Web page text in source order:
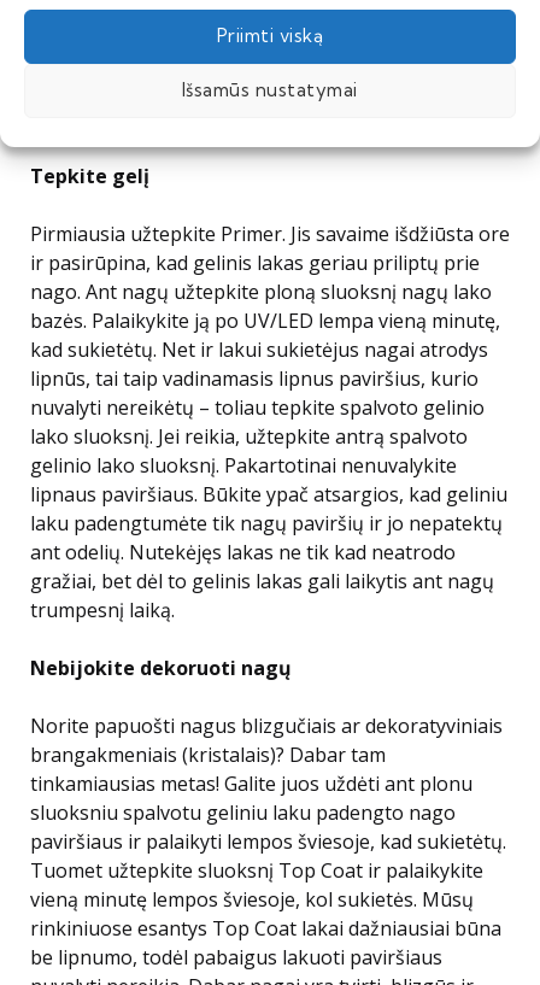
Priimti viską
Išsamūs nustatymai
Galite padengti nagus Nail Prep, kurio nėra
rinkinyje, tačiau jis puikiai nuriebalina nagą ir
Tepkite gelį
Pirmiausia užtepkite Primer. Jis savaime išdžiūsta ore
ir pasirūpina, kad gelinis lakas geriau priliptų prie
nago. Ant nagų užtepkite ploną sluoksnį nagų lako
bazės. Palaikykite ją po UV/LED lempa vieną minutę,
kad sukietėtų. Net ir lakui sukietėjus nagai atrodys
lipnūs, tai taip vadinamasis lipnus paviršius, kurio
nuvalyti nereikėtų – toliau tepkite spalvoto gelinio
lako sluoksnį. Jei reikia, užtepkite antrą spalvoto
gelinio lako sluoksnį. Pakartotinai nenuvalykite
lipnaus paviršiaus. Būkite ypač atsargios, kad geliniu
laku padengtumėte tik nagų paviršių ir jo nepatektų
ant odelių. Nutekėjęs lakas ne tik kad neatrodo
gražiai, bet dėl to gelinis lakas gali laikytis ant nagų
trumpesnį laiką.
Nebijokite dekoruoti nagų
Norite papuošti nagus blizgučiais ar dekoratyviniais
brangakmeniais (kristalais)? Dabar tam
tinkamiausias metas! Galite juos uždėti ant plonu
sluoksniu spalvotu geliniu laku padengto nago
paviršiaus ir palaikyti lempos šviesoje, kad sukietėtų.
Tuomet užtepkite sluoksnį Top Coat ir palaikykite
vieną minutę lempos šviesoje, kol sukietės. Mūsų
rinkiniuose esantys Top Coat lakai dažniausiai būna
be lipnumo, todėl pabaigus lakuoti paviršiaus